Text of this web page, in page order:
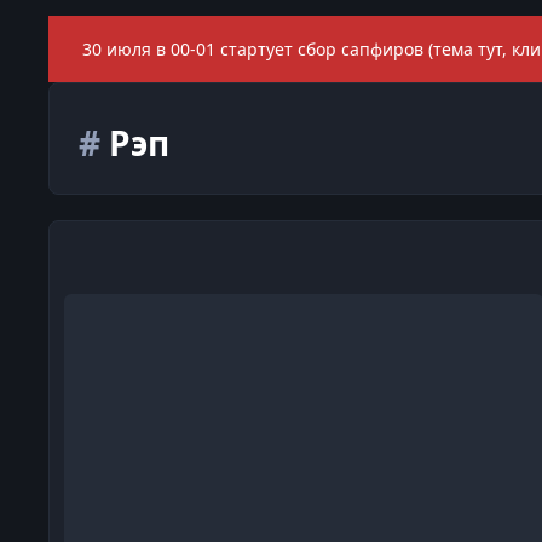
30 июля в 00-01 стартует сбор сапфиров (тема тут,
#Рэп